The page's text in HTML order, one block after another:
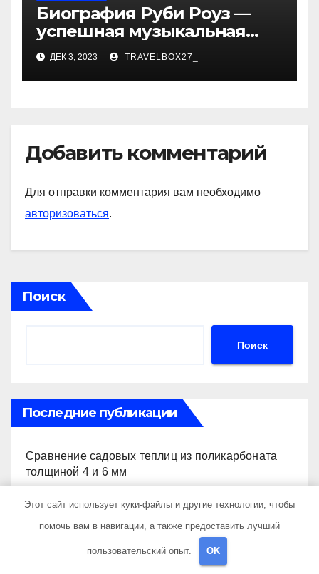
Биография Руби Роуз —
успешная музыкальная
карьера, личная жизнь и
знаковые достижения
ДЕК 3, 2023 TRAVELBOX27_
Добавить комментарий
Для отправки комментария вам необходимо
авторизоваться.
Поиск
Поиск
Последние публикации
Сравнение садовых теплиц из поликарбоната
толщиной 4 и 6 мм
Клубы владельцев автомобилей ГАЗ и их
мероприятия
Свойства и применение иглопробивных
Этот сайт использует куки-файлы и другие технологии, чтобы
помочь вам в навигации, а также предоставить лучший
пользовательский опыт. OK